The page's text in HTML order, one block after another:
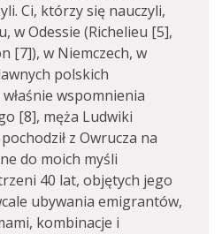
Ci, którzy się nauczyli,
w Odessie (Richelieu [5],
[7]), w Niemczech, w
polskich
wspomnienia
[8], męża Ludwiki
z Owrucza na
do moich myśli
40 lat, objętych jego
ubywania emigrantów,
kombinacje i